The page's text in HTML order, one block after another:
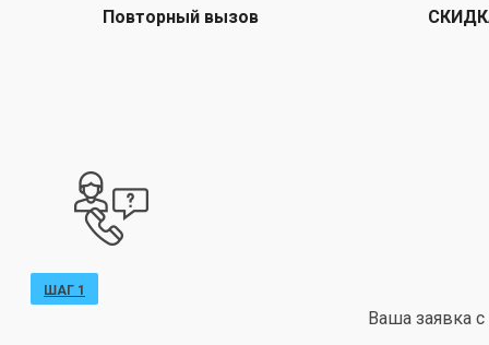
Повторный вызов
ШАГ 1
Ваша заявка